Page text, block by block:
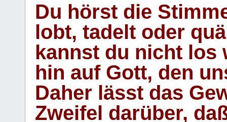
Du hörst die
lobt, tadelt oder
kannst du nicht los
hin auf Gott, den
Daher lässt das
Zweifel darüber,